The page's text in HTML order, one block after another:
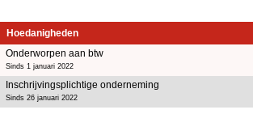
Hoedanigheden
Onderworpen aan btw
Sinds 1 januari 2022
Inschrijvingsplichtige onderneming
Sinds 26 januari 2022